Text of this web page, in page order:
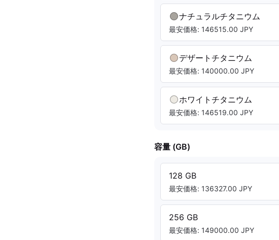
ナチュラルチタニウム
最安価格: 146515.00 JPY
デザートチタニウム
最安価格: 140000.00 JPY
ホワイトチタニウム
最安価格: 146519.00 JPY
容量 (GB)
128 GB
最安価格: 136327.00 JPY
256 GB
最安価格: 149000.00 JPY